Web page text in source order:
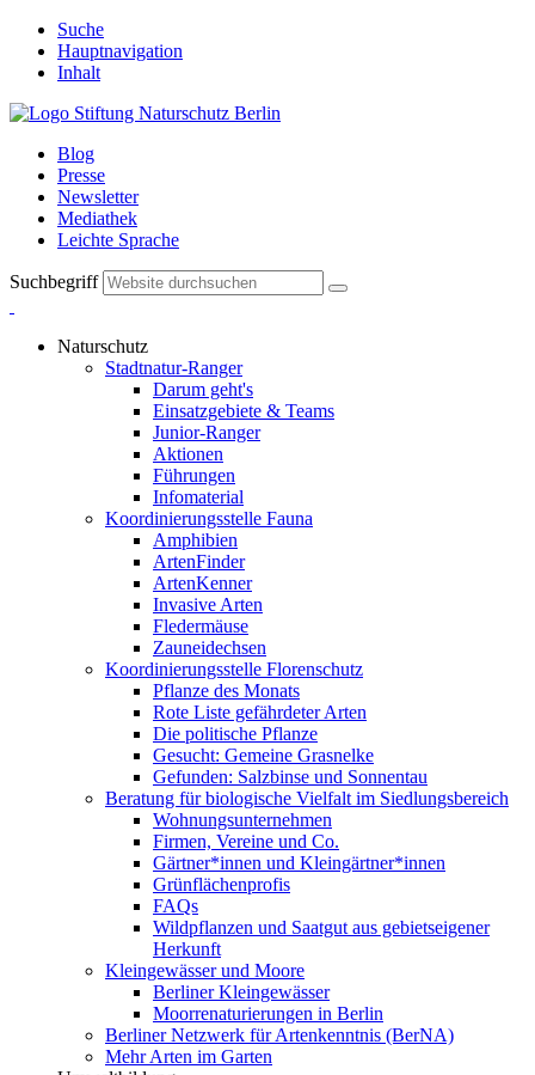
Suche
Hauptnavigation
Inhalt
Blog
Presse
Newsletter
Mediathek
Leichte Sprache
Suchbegriff
Naturschutz
Stadtnatur-Ranger
Darum geht's
Einsatzgebiete & Teams
Junior-Ranger
Aktionen
Führungen
Infomaterial
Koordinierungsstelle Fauna
Amphibien
ArtenFinder
ArtenKenner
Invasive Arten
Fledermäuse
Zauneidechsen
Koordinierungsstelle Florenschutz
Pflanze des Monats
Rote Liste gefährdeter Arten
Die politische Pflanze
Gesucht: Gemeine Grasnelke
Gefunden: Salzbinse und Sonnentau
Beratung für biologische Vielfalt im Siedlungsbereich
Wohnungsunternehmen
Firmen, Vereine und Co.
Gärtner*innen und Kleingärtner*innen
Grünflächenprofis
FAQs
Wildpflanzen und Saatgut aus gebietseigener
Herkunft
Kleingewässer und Moore
Berliner Kleingewässer
Moorrenaturierungen in Berlin
Berliner Netzwerk für Artenkenntnis (BerNA)
Mehr Arten im Garten